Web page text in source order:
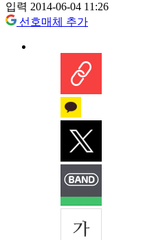
입력 2014-06-04 11:26
선호매체 추가